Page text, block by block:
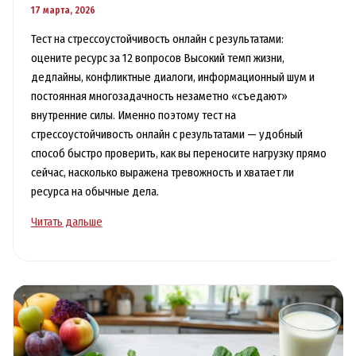
17 марта, 2026
Тест на стрессоустойчивость онлайн с результатами:
оцените ресурс за 12 вопросов Высокий темп жизни,
дедлайны, конфликтные диалоги, информационный шум и
постоянная многозадачность незаметно «съедают»
внутренние силы. Именно поэтому тест на
стрессоустойчивость онлайн с результатами — удобный
способ быстро проверить, как вы переносите нагрузку прямо
сейчас, насколько выражена тревожность и хватает ли
ресурса на обычные дела.
Тест
с
результатами:
оцените
Читать дальше